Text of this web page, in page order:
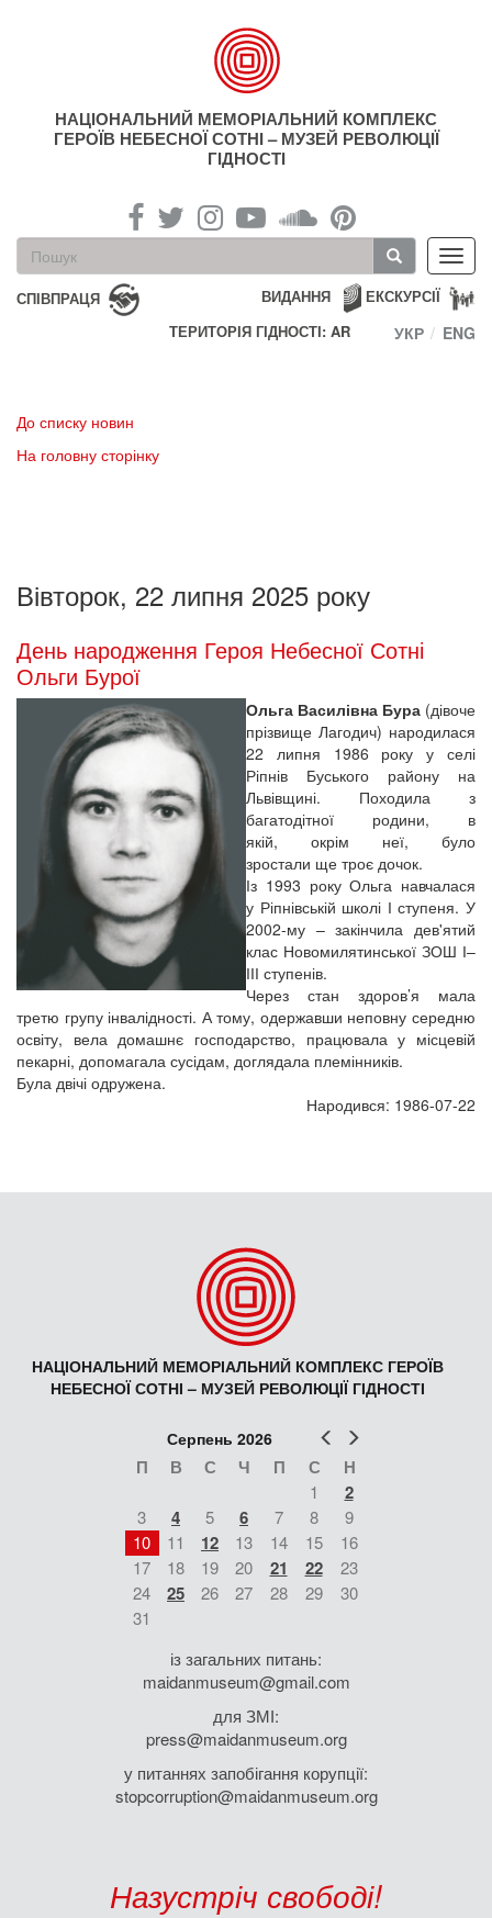
НАЦІОНАЛЬНИЙ МЕМОРІАЛЬНИЙ КОМПЛЕКС
ГЕРОЇВ НЕБЕСНОЇ СОТНІ – МУЗЕЙ РЕВОЛЮЦІЇ
ГІДНОСТІ
Пошукова
форма
Пошук
СПІВПРАЦЯ ЕКСКУРСІЇ
ВИДАННЯ
ТЕРИТОРІЯ ГІДНОСТІ: AR
УКР ENG
До списку новин
На головну сторінку
Вівторок, 22 липня 2025 року
День народження Героя Небесної Сотні
Ольги Бурої
Ольга Василівна Бура (дівоче
прізвище Лагодич) народилася
22 липня 1986 року у селі
Ріпнів Буського району на
Львівщині. Походила з
багатодітної родини, в
якій, окрім неї, було
зростали ще троє дочок.
Із 1993 року Ольга навчалася
у Ріпнівській школі І ступеня. У
2002-му – закінчила дев'ятий
клас Новомилятинської ЗОШ І–
ІІІ ступенів.
Через стан здоров’я мала
третю групу інвалідності. А тому, одержавши неповну середню
освіту, вела домашнє господарство, працювала у місцевій
пекарні, допомагала сусідам, доглядала племінників.
Була двічі одружена.
Народився: 1986-07-22
НАЦІОНАЛЬНИЙ МЕМОРІАЛЬНИЙ КОМПЛЕКС ГЕРОЇВ
НЕБЕСНОЇ СОТНІ – МУЗЕЙ РЕВОЛЮЦІЇ ГІДНОСТІ
Попер
Серпень 2026
П В С Ч П С Н
1 2
3 4 5 6 7 8
9
10
11 12 13 14 15
16
17
18 19 20 21 22
23
24
25 26 27 28 29
30
31
із загальних питань:
maidanmuseum@gmail.com
для ЗМІ:
press@maidanmuseum.org
у питаннях запобігання корупції:
stopcorruption@maidanmuseum.org
Назустріч свободі!